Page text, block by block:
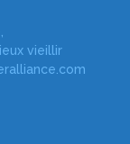
vieillir